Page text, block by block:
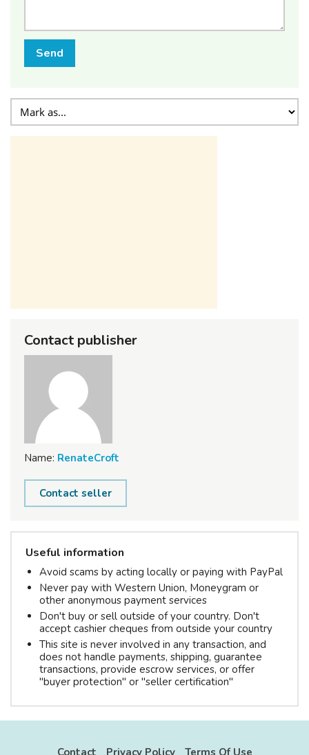
Send
Contact publisher
Name: RenateCroft
Contact seller
Useful information
Avoid scams by acting locally or paying with PayPal
Never pay with Western Union, Moneygram or
other anonymous payment services
Don't buy or sell outside of your country. Don't
accept cashier cheques from outside your country
This site is never involved in any transaction, and
does not handle payments, shipping, guarantee
transactions, provide escrow services, or offer
"buyer protection" or "seller certification"
Contact Privacy Policy Terms Of Use